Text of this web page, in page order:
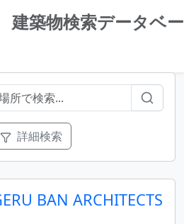
建築物検索データベ
詳細検索
BAN ARCHITECTS